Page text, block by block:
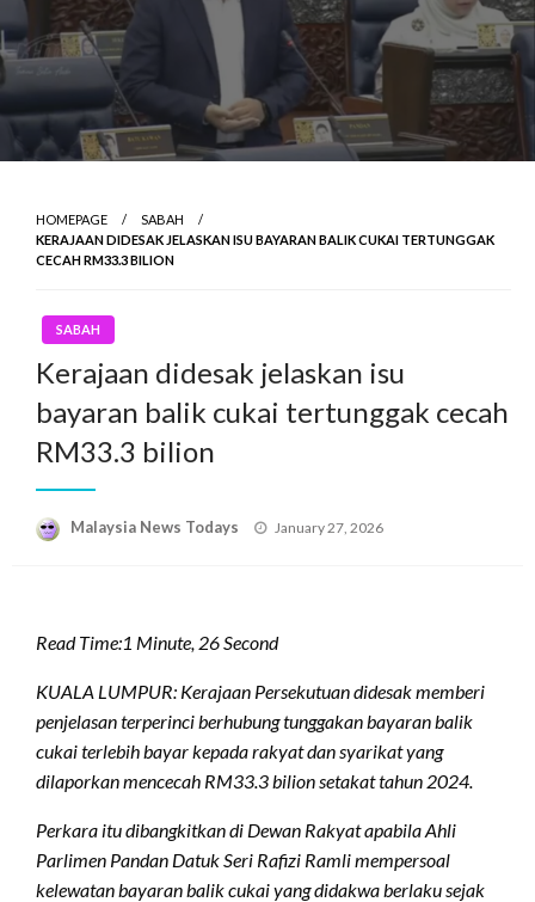
HOMEPAGE
SABAH
KERAJAAN DIDESAK JELASKAN ISU BAYARAN BALIK CUKAI TERTUNGGAK
CECAH RM33.3 BILION
SABAH
Kerajaan didesak jelaskan isu
bayaran balik cukai tertunggak cecah
RM33.3 bilion
Malaysia News Todays
Posted
January 27, 2026
Read Time:1 Minute, 26 Second
KUALA LUMPUR: Kerajaan Persekutuan didesak memberi
penjelasan terperinci berhubung tunggakan bayaran balik
cukai terlebih bayar kepada rakyat dan syarikat yang
dilaporkan mencecah RM33.3 bilion setakat tahun 2024.
Perkara itu dibangkitkan di Dewan Rakyat apabila Ahli
Parlimen Pandan Datuk Seri Rafizi Ramli mempersoal
kelewatan bayaran balik cukai yang didakwa berlaku sejak